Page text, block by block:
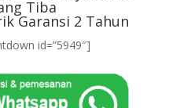
Tiba
Garansi 2 Tahun
id=”5949″]